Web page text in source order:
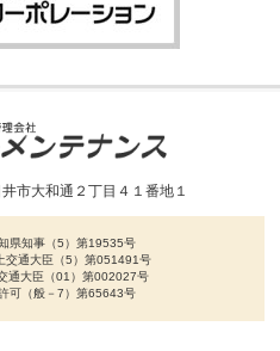
市大和通２丁目４１番地１
県知事（5）第19535号
交通大臣（5）第051491号
通大臣（01）第002027号
可（般－7）第65643号